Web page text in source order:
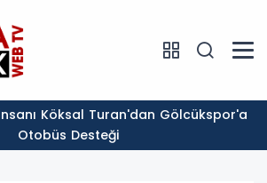
Otobüs Desteği